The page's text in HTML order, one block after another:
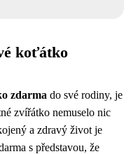
koťátko
zdarma do své rodiny, je
zvířátko nemuselo nic
a zdravý život je
s představou, že